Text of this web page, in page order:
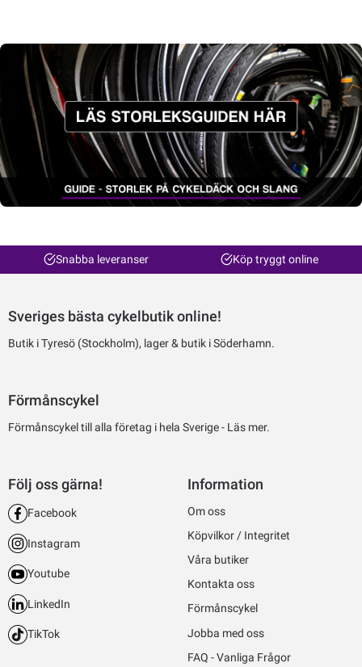
Snabba leveranser Köp tryggt online
Sveriges bästa cykelbutik online!
Butik i Tyresö (Stockholm), lager & butik i Söderhamn.
Förmånscykel
Förmånscykel till alla företag i hela Sverige - Läs mer.
Följ oss gärna!
Facebook
Instagram
Youtube
LinkedIn
TikTok
Information
Om oss
Köpvilkor / Integritet
Våra butiker
Kontakta oss
Förmånscykel
Jobba med oss
FAQ - Vanliga Frågor